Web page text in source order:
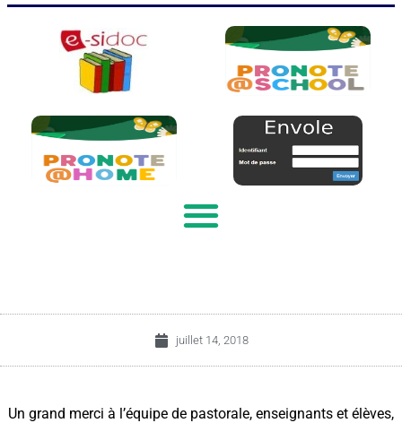
juillet 14, 2018
Un grand merci à l’équipe de pastorale, enseignants et élèves,